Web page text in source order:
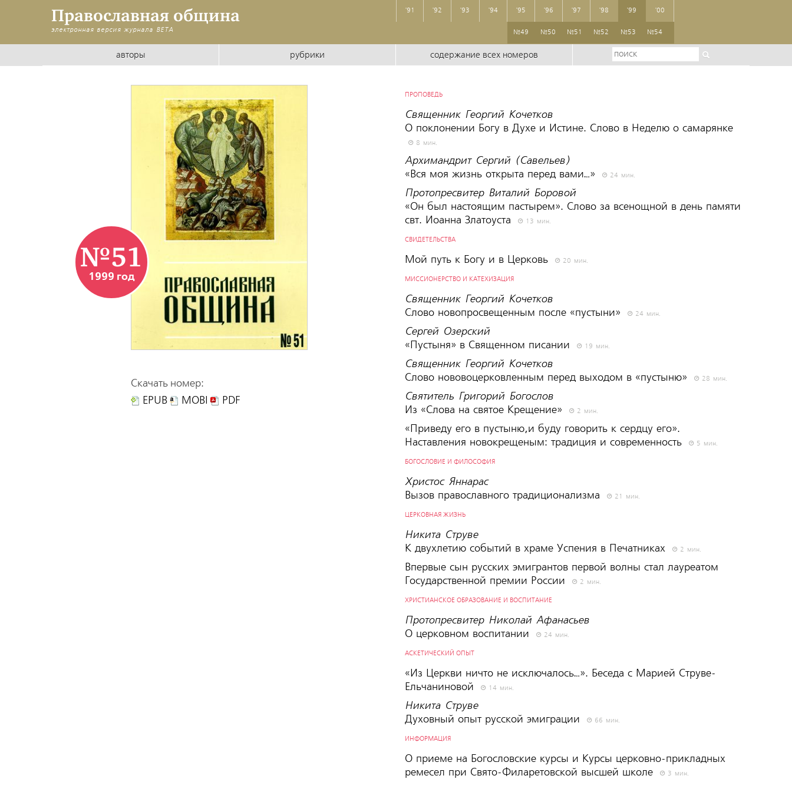
Православная община
электронная версия журнала BETA
'91 '92 '93 '94 '95 '96 '97 '98 '99
№49 №50 №51 №52 №53 №54
'00
авторы рубрики содержание всех номеров
№51
1999 год
Скачать номер:
EPUB
MOBI PDF
ПРОПОВЕДЬ
Священник Георгий Кочетков
О поклонении Богу в Духе и Истине. Слово в Неделю о самарянке
8 мин.
Архимандрит Сергий (Савельев)
«Вся моя жизнь открыта перед вами…»
24 мин.
Протопресвитер Виталий Боровой
«Он был настоящим пастырем». Слово за всенощной в день памяти
свт. Иоанна Златоуста
13 мин.
СВИДЕТЕЛЬСТВА
Мой путь к Богу и в Церковь 20 мин.
МИССИОНЕРСТВО И КАТЕХИЗАЦИЯ
Священник Георгий Кочетков
Слово новопросвещенным после «пустыни»
24 мин.
Сергей Озерский
«Пустыня» в Священном писании
19 мин.
Священник Георгий Кочетков
Слово нововоцерковленным перед выходом в «пустыню»
28 мин.
Святитель Григорий Богослов
Из «Слова на святое Крещение»
2 мин.
«Приведу его в пустыню,и буду говорить к сердцу его».
Наставления новокрещеным: традиция и современность
5 мин.
БОГОСЛОВИЕ И ФИЛОСОФИЯ
Христос Яннарас
Вызов православного традиционализма
21 мин.
ЦЕРКОВНАЯ ЖИЗНЬ
Никита Струве
К двухлетию событий в храме Успения в Печатниках
2 мин.
Впервые сын русских эмигрантов первой волны стал лауреатом
Государственной премии России
2 мин.
ХРИСТИАНСКОЕ ОБРАЗОВАНИЕ И ВОСПИТАНИЕ
Протопресвитер Николай Афанасьев
О церковном воспитании
24 мин.
АСКЕТИЧЕСКИЙ ОПЫТ
«Из Церкви ничто не исключалось…». Беседа с Марией Струве-
Ельчаниновой
14 мин.
Никита Струве
Духовный опыт русской эмиграции
66 мин.
ИНФОРМАЦИЯ
О приеме на Богословские курсы и Курсы церковно-прикладных
ремесел при Свято-Филаретовской высшей школе
3 мин.